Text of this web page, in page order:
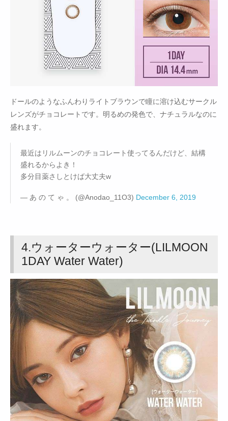
ドールのようなふんわりライトブラウンで瞳に溶け込むサークル
レンズがチョコレートです。明るめの発色で、ナチュラルなのに
盛れます。
最近はリルムーンのチョコレート使ってるんだけど、結構
盛れるからよき！
多分目薬さしとけば大丈夫w
— あ の て ゃ 。 (@Anodao_11O3) December 6, 2019
4.ウォーターウォーター(LILMOON
1DAY Water Water)